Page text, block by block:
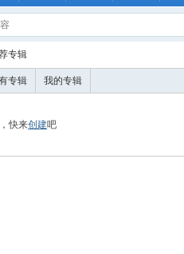
专辑
专辑 我的专辑
快来创建吧